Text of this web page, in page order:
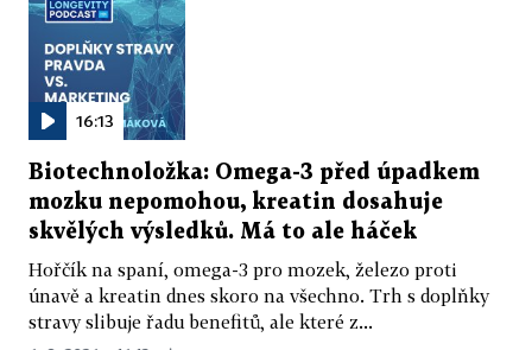
16:13
Biotechnoložka: Omega-3 před úpadkem
mozku nepomohou, kreatin dosahuje
skvělých výsledků. Má to ale háček
Hořčík na spaní, omega-3 pro mozek, železo proti
únavě a kreatin dnes skoro na všechno. Trh s doplňky
stravy slibuje řadu benefitů, ale které z...